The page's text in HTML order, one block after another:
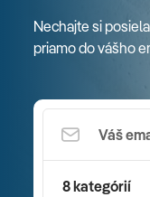
Nechajte si
priamo do vášho
8 kategórií